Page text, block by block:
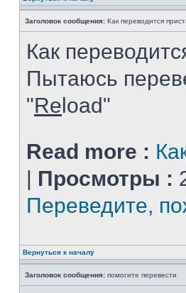
Заголовок сообщения: Как переводится
Как
Пытаюсь
"Reload"
Read more :
| Просмотры :
Переведите,
Вернуться к началу
Заголовок сообщения: помогите перевести